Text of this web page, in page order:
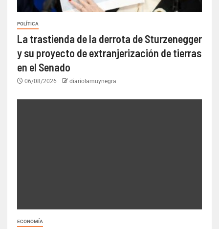
POLÍTICA
La trastienda de la derrota de Sturzenegger
y su proyecto de extranjerización de tierras
en el Senado
06/08/2026 diariolamuynegra
ECONOMÍA